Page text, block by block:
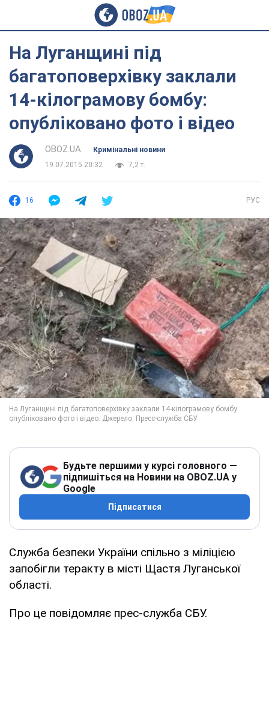
На Луганщині під
багатоповерхівку заклали
14-кілограмову бомбу:
опубліковано фото і відео
OBOZ.UA
Кримінальні новини
19.07.2015 20:32
7,2 т.
16 РУС
Будьте першими у курсі головного —
підпишіться на Новини на OBOZ.UA у
Google
Підписатися
Служба безпеки України спільно з міліцією
запобігли теракту в місті Щастя Луганської
області.
Про це повідомляє прес-служба СБУ.